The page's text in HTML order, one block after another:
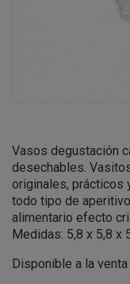
Vasos degustación
desechables.
originales, prácticos
todo tipo de
alimentario efecto
Medidas: 5,8 x 5,8 x
Disponible a la